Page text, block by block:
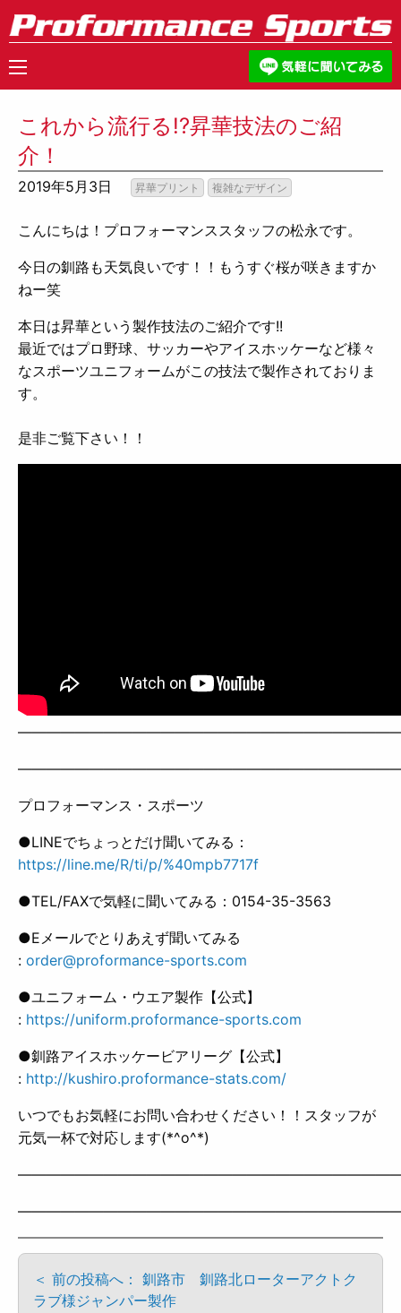
これから流行る!?昇華技法のご紹
介！
2019年5月3日 昇華プリント 複雑なデザイン
こんにちは！プロフォーマンススタッフの松永です。
今日の釧路も天気良いです！！もうすぐ桜が咲きますか
ねー笑
本日は昇華という製作技法のご紹介です!!
最近ではプロ野球、サッカーやアイスホッケーなど様々
なスポーツユニフォームがこの技法で製作されておりま
す。
是非ご覧下さい！！
プロフォーマンス・スポーツ
●LINEでちょっとだけ聞いてみる：
https://line.me/R/ti/p/%40mpb7717f
●TEL/FAXで気軽に聞いてみる：0154-35-3563
●Eメールでとりあえず聞いてみる
: order@proformance-sports.com
●ユニフォーム・ウエア製作【公式】
: https://uniform.proformance-sports.com
●釧路アイスホッケービアリーグ【公式】
: http://kushiro.proformance-stats.com/
いつでもお気軽にお問い合わせください！！スタッフが
元気一杯で対応します(*^o^*)
＜ 前の投稿へ： 釧路市 釧路北ローターアクトク
ラブ様ジャンパー製作